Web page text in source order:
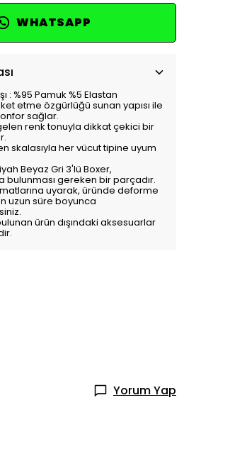
WHATSAPP
: %95 Pamuk %5 Elastan
etme özgürlüğü sunan yapısı ile
sağlar.
renk tonuyla dikkat çekici bir
skalasıyla her vücut tipine uyum
Beyaz Gri 3'lü Boxer,
bulunması gereken bir parçadır.
uyarak, üründe deforme
uzun süre boyunca
ürün dışındaki aksesuarlar
Yorum Yap